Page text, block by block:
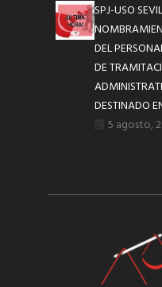
SPJ-USO
DEL
DE
DESTINADO
5 agosto,